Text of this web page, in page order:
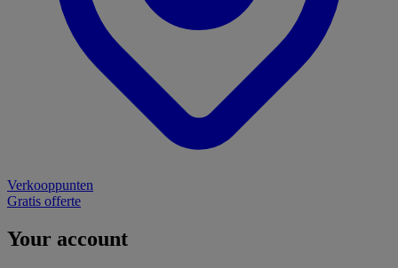
Verkooppunten
Gratis offerte
Your account